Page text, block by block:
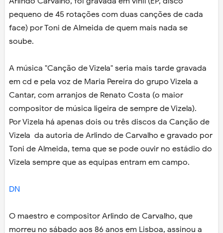
pequeno de 45 rotações com duas canções de cada
face) por Toni de Almeida de quem mais nada se
soube.
A música "Canção de Vizela" seria mais tarde gravada
em cd e pela voz de Maria Pereira do grupo Vizela a
Cantar, com arranjos de Renato Costa (o maior
compositor de música ligeira de sempre de Vizela).
Por Vizela há apenas dois ou três discos da Canção de
Vizela da autoria de Arlindo de Carvalho e gravado por
Toni de Almeida, tema que se pode ouvir no estádio do
Vizela sempre que as equipas entram em campo.
DN
O maestro e compositor Arlindo de Carvalho, que
morreu no sábado aos 86 anos em Lisboa, assinou a